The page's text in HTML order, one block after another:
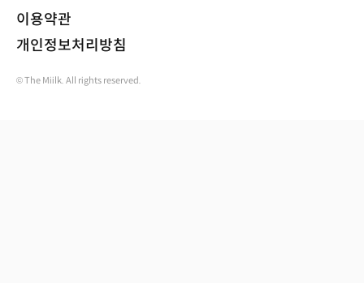
이용약관
개인정보처리방침
© The Miilk. All rights reserved.